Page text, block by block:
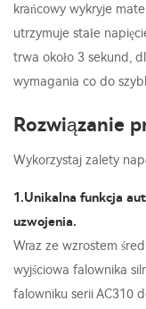
krańcowy wykryje
utrzymuje stałe
trwa około 3 sekund,
wymagania co do
Rozwiązanie
Wykorzystaj zalety
1.Unikalna funkcja
uzwojenia.
Wraz ze wzrostem
wyjściowa falownika
falowniku serii AC310